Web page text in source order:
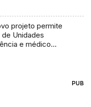
projeto permite
Unidades
e médico
PUB